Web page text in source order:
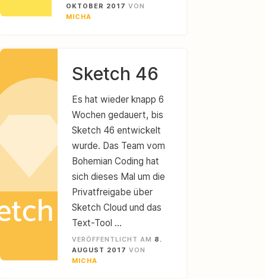
OKTOBER 2017 VON
MICHA
Sketch 46
Es hat wieder knapp 6
Wochen gedauert, bis
Sketch 46 entwickelt
wurde. Das Team vom
Bohemian Coding hat
sich dieses Mal um die
Privatfreigabe über
Sketch Cloud und das
Text-Tool …
VERÖFFENTLICHT AM 8.
AUGUST 2017 VON
MICHA